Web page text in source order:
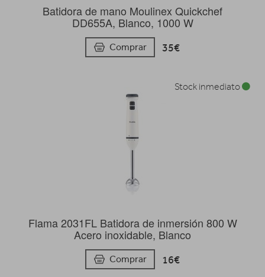
Batidora de mano Moulinex Quickchef
DD655A, Blanco, 1000 W
Comprar 35€
Flama 2031FL Batidora de inmersión 800 W
Acero inoxidable, Blanco
Comprar 16€
Stock inmediato